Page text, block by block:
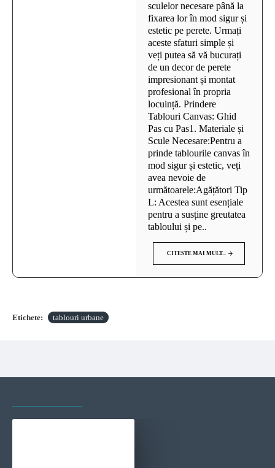
sculelor necesare până la
fixarea lor în mod sigur și
estetic pe perete. Urmați
aceste sfaturi simple și
veți putea să vă bucurați
de un decor de perete
impresionant și montat
profesional în propria
locuință. Prindere
Tablouri Canvas: Ghid
Pas cu Pas1. Materiale și
Scule Necesare:Pentru a
prinde tablourile canvas în
mod sigur și estetic, veți
avea nevoie de
următoarele:Agățători Tip
L: Acestea sunt esențiale
pentru a susține greutatea
tabloului și pe..
CITESTE MAI MULT...
Etichete: tablouri urbane